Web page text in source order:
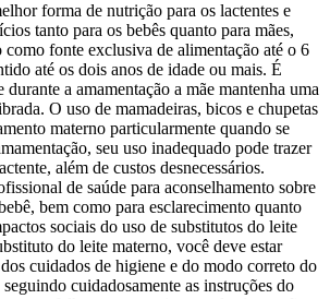
forma de nutrição para os lactentes e
tanto para os bebês quanto para mães,
como fonte exclusiva de alimentação até o 6
até os dois anos de idade ou mais. É
durante a amamentação a mãe mantenha uma
O uso de mamadeiras, bicos e chupetas
materno particularmente quando se
seu uso inadequado pode trazer
além de custos desnecessários.
de saúde para aconselhamento sobre
bem como para esclarecimento quanto
sociais do uso de substitutos do leite
do leite materno, você deve estar
cuidados de higiene e do modo correto do
cuidadosamente as instruções do